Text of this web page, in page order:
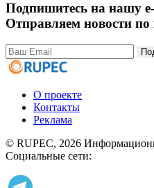
Подпишитесь на нашу
Отправляем новости
О проекте
Контакты
Реклама
© RUPEC, 2026
Социальные сети: